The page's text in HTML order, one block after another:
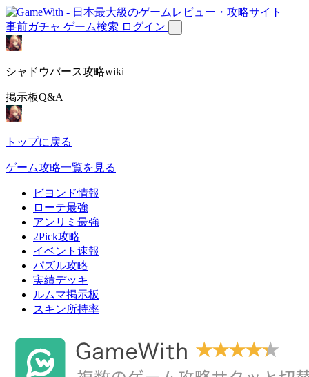
事前ガチャ ゲーム検索 ログイン
シャドウバース攻略wiki
掲示板Q&A
トップに戻る
ゲーム攻略一覧を見る
ビヨンド情報
ローテ最強
アンリミ最強
2Pick攻略
イベント速報
パズル攻略
実績デッキ
ルムマ掲示板
スキン所持率